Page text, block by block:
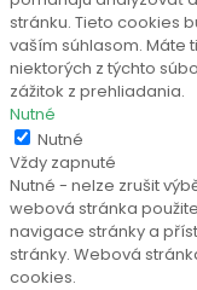
stránku. Tieto cookies
vaším súhlasom. Máte
niektorých z týchto
zážitok z prehliadania.
Nutné
Nutné
Vždy zapnuté
Nutné - nelze zrušit
webová stránka
navigace stránky a
stránky. Webová
cookies.